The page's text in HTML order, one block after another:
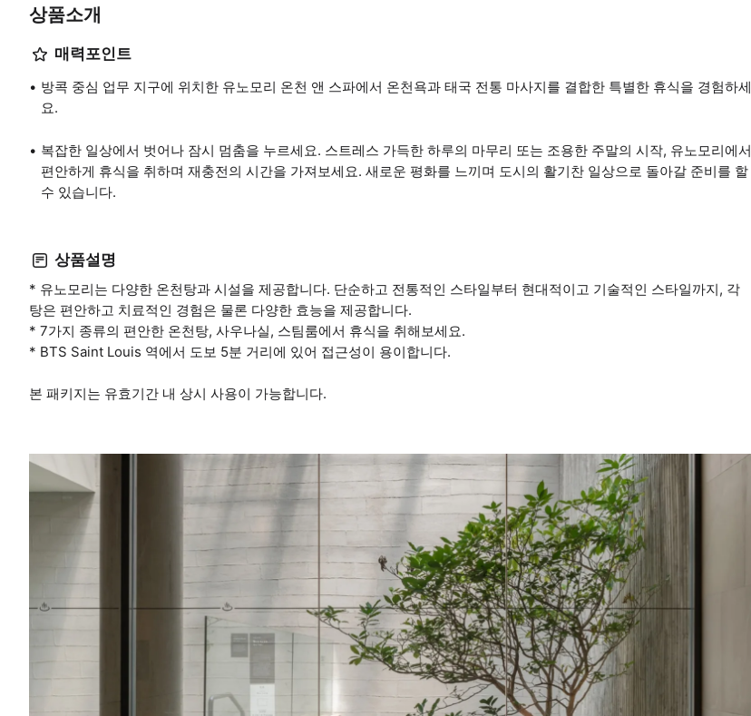
상품소개
매력포인트
방콕 중심 업무 지구에 위치한 유노모리 온천 앤 스파에서 온천욕과 태국 전통 마사지를 결합한 특별한 휴식을 경험하세
요.
복잡한 일상에서 벗어나 잠시 멈춤을 누르세요. 스트레스 가득한 하루의 마무리 또는 조용한 주말의 시작, 유노모리에서
편안하게 휴식을 취하며 재충전의 시간을 가져보세요. 새로운 평화를 느끼며 도시의 활기찬 일상으로 돌아갈 준비를 할
수 있습니다.
상품설명
* 유노모리는 다양한 온천탕과 시설을 제공합니다. 단순하고 전통적인 스타일부터 현대적이고 기술적인 스타일까지, 각
탕은 편안하고 치료적인 경험은 물론 다양한 효능을 제공합니다.
* 7가지 종류의 편안한 온천탕, 사우나실, 스팀룸에서 휴식을 취해보세요.
* BTS Saint Louis 역에서 도보 5분 거리에 있어 접근성이 용이합니다.
본 패키지는 유효기간 내 상시 사용이 가능합니다.